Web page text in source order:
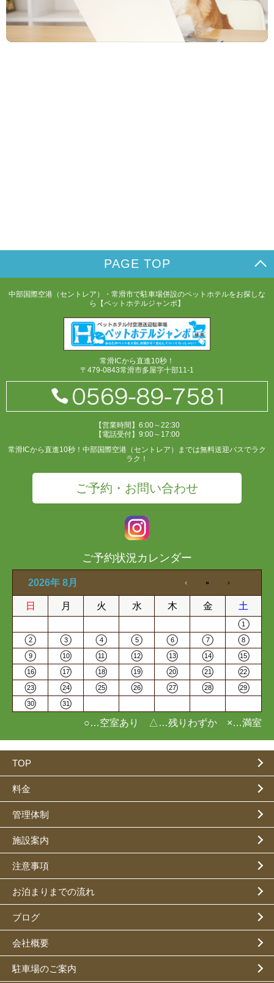
PAGE TOP
中部国際空港（セントレア）・常滑市で駐車場併設のペットホテルをお探しな
ら【ペットホテルジャンボ】
常滑ICから直進10秒！
〒479-0843常滑市多屋字十部11-1
【営業時間】6:00～22:30
【電話受付】9:00～17:00
常滑ICから直進10秒！中部国際空港（セントレア）までは無料送迎バスでラク
ラク！
ご予約・お問い合わせ
ご予約状況カレンダー
2026年 8月
日 月 火 水 木 金 土
1
2 3 4 5 6 7 8
9 10 11 12 13 14 15
16 17 18 19 20 21 22
23 24 25 26 27 28 29
30 31
○…空室あり △…残りわずか ×…満室
TOP
料金
管理体制
施設案内
注意事項
お泊まりまでの流れ
ブログ
会社概要
駐車場のご案内